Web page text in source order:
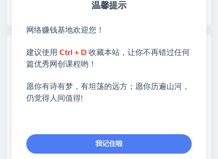
早为您提供丰盛价值。祝您前程似锦！
热门课程展示
名人语录短视频教学，2026年最新赛道，
AI内容+GEO实战白皮书，全面掌握AI量产
温馨提示
网络赚钱基地欢迎您！
建议使用 Ctrl + D 收藏本站，让你不再错过任何
篇优秀网创课程哟！
愿你有诗有梦，有坦荡的远方；愿你历遍山河，
仍觉得人间值得!
我记住啦